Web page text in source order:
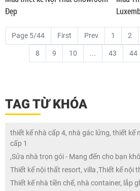
Đẹp
Page 5/44 First Prev 1 2
8 9 10 ... 43 44
TAG TỪ KHÓA
thiết kế nhà cấp 4, nhà gác lửng, thiết kế
cấp 1
,Sửa nhà trọn gói - Mang đến cho bạn
Thiết kế nội thất resort, villa ,Thiết kế nội
Thiết kế nhà tiền chế, nhà container, lắp